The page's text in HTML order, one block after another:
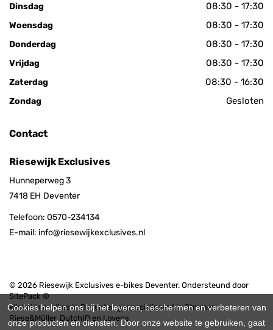
Dinsdag 08:30 - 17:30
Woensdag 08:30 - 17:30
Donderdag 08:30 - 17:30
Vrijdag 08:30 - 17:30
Zaterdag 08:30 - 16:30
Zondag Gesloten
Contact
Riesewijk Exclusives
Hunneperweg 3
7418 EH Deventer
Telefoon: 0570-234134
E-mail: info@riesewijkexclusives.nl
© 2026 Riesewijk Exclusives e-bikes Deventer. Ondersteund door
SitePack ®
Winkel in e-bikes in Deventer, gespecialiseerd in Stromer,
Riese&Müller, DutchID en Lovens
Cookies helpen ons bij het leveren, beschermen en verbeteren van
onze producten en diensten. Door onze website te gebruiken, gaat